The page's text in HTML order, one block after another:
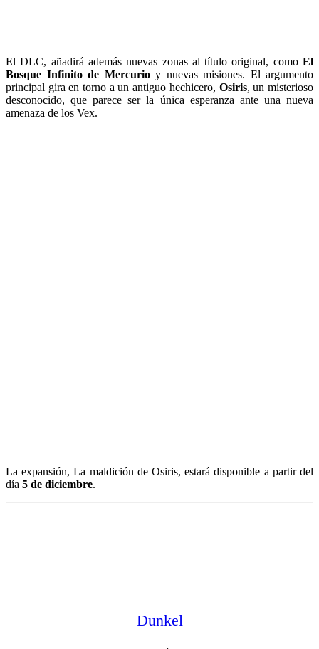
El DLC, añadirá además nuevas zonas al título original, como El
Bosque Infinito de Mercurioy nuevas misiones. El argumento
principal gira en torno a un antiguo hechicero, Osiris, un misterioso
desconocido, que parece ser la única esperanza ante una nueva
amenaza de los Vex.
La expansión, La maldición de Osiris, estará disponible a partir del
día 5 de diciembre.
Dunkel